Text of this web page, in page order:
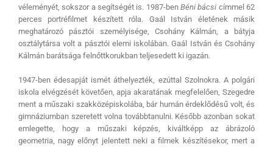
véleményét, sokszor a segítségét is. 1987-ben Béni bácsi címmel 62
perces portréfilmet készített róla. Gaál István életének másik
meghatározó pásztói személyisége, Csohány Kálmán, a bátyja
osztálytársa volt a pásztói elemi iskolában. Gaál István és Csohány
Kálmán barátsága felnőttkorukban teljesedett ki igazán.
1947-ben édesapját ismét áthelyezték, ezúttal Szolnokra. A polgári
iskola elvégzését követően, apja akaratának megfelelően, Szegedre
ment a műszaki szakközépiskolába, bár humán érdeklődésű volt, és
gimnáziumban szeretett volna továbbtanulni. Később azonban sokat
emlegette, hogy a műszaki képzés, kiváltképp az ábrázoló
geometria, nagy előnyt jelentett neki a filmek készítésekor, mert a